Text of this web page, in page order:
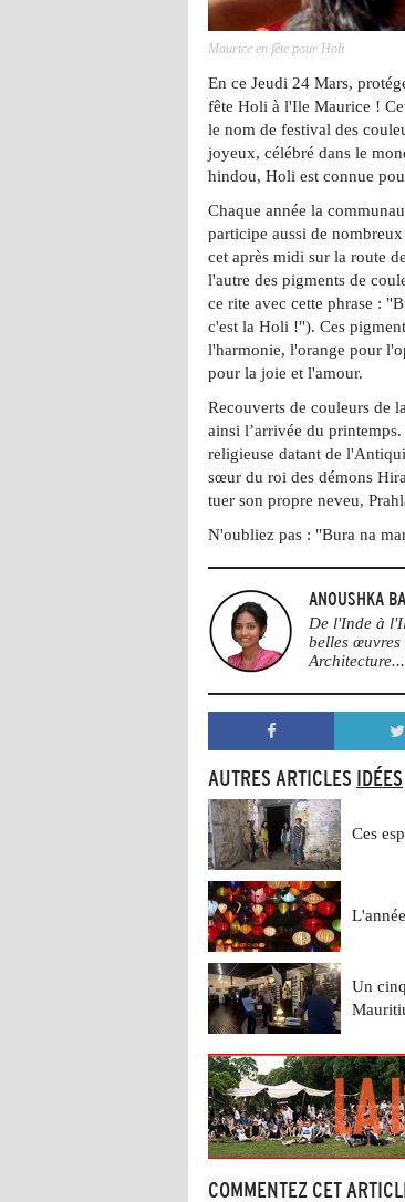
Maurice en fête pour Holi
En ce Jeudi 24 Mars,
fête Holi à l'Ile Maurice !
le nom de festival des
joyeux, célébré dans le
hindou, Holi est connue
Chaque année la
participe aussi de
cet après midi sur la route
l'autre des pigments de
ce rite avec cette phrase :
c'est la Holi !"). Ces
l'harmonie, l'orange pour
pour la joie et l'amour.
Recouverts de couleurs de
ainsi l’arrivée du
religieuse datant de
sœur du roi des démons
tuer son propre neveu,
N'oubliez pas : "Bura na
ANOUSHKA
De l'Inde à
belles
AUTRES ARTICLES IDÉES
Ces
Un
COMMENTEZ CET